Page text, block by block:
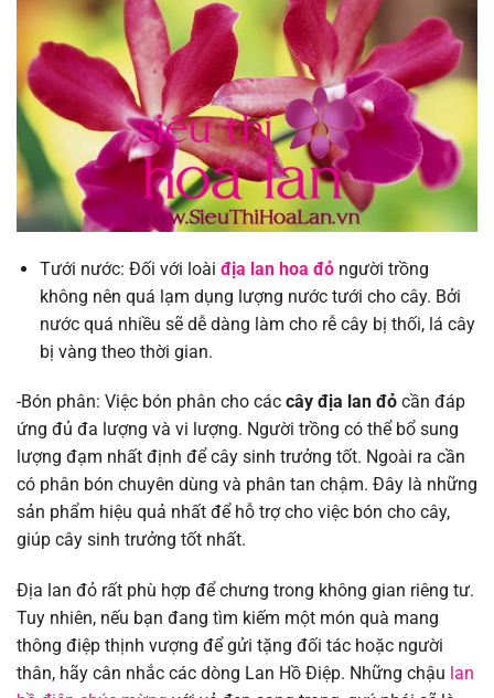
Tưới nước: Đối với loài địa lan hoa đỏngười trồng
không nên quá lạm dụng lượng nước tưới cho cây. Bởi
nước quá nhiều sẽ dễ dàng làm cho rễ cây bị thối, lá cây
bị vàng theo thời gian.
-Bón phân: Việc bón phân cho các cây địa lan đỏ cần đáp
ứng đủ đa lượng và vi lượng. Người trồng có thể bổ sung
lượng đạm nhất định để cây sinh trưởng tốt. Ngoài ra cần
có phân bón chuyên dùng và phân tan chậm. Đây là những
sản phẩm hiệu quả nhất để hỗ trợ cho việc bón cho cây,
giúp cây sinh trưởng tốt nhất.
Địa lan đỏ rất phù hợp để chưng trong không gian riêng tư.
Tuy nhiên, nếu bạn đang tìm kiếm một món quà mang
thông điệp thịnh vượng để gửi tặng đối tác hoặc người
thân, hãy cân nhắc các dòng Lan Hồ Điệp. Những chậu lan